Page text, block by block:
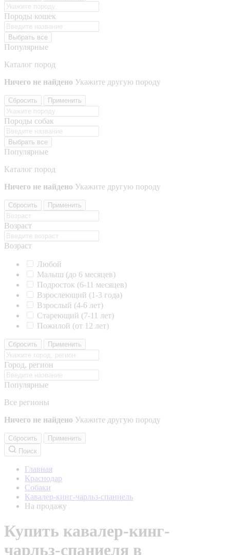
Породы кошек
Выбрать все
Популярные
Каталог пород
Ничего не найдено Укажите другую породу
Сбросить Применить
Породы собак
Выбрать все
Популярные
Каталог пород
Ничего не найдено Укажите другую породу
Сбросить Применить
Возраст
Возраст
Любой
Малыш (до 6 месяцев)
Подросток (6-11 месяцев)
Взрослеющий (1-3 года)
Взрослый (4-6 лет)
Стареющий (7-11 лет)
Пожилой (от 12 лет)
Сбросить Применить
Город, регион
Популярные
Все регионы
Ничего не найдено Укажите другую породу
Сбросить
Применить
Поиск
Главная
Краснодар
Собаки
Кавалер-кинг-чарльз-спаниель
На продажу
Купить кавалер-кинг-
чарльз-спаниеля в